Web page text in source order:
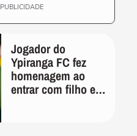
PUBLICIDADE
Jogador do
Ypiranga FC fez
homenagem ao
entrar com filho em